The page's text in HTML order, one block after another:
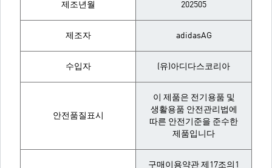
제조년월 202505
제조자 adidasAG
수입자 (유)아디다스코리아
안전품질표시
이 제품은 전기용품 및
생활용품 안전관리법에
따른 안전기준을 준수한
제품입니다
구매이용약관 제17조의1